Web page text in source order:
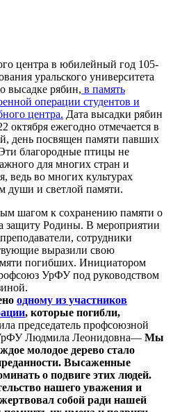
центра в юбилейный год 105-
уральского университета
высадке рябин, в память
операции студентов и
центра. Дата высадки рябин
октября ежегодно отмечается в
день посвящен памяти павших
благородные птицы не
для многих стран и
ведь во многих культурах
души и светлой памяти.
шагом к сохранению памяти о
защиту Родины. В мероприятии
сотрудники
выразили свою
погибших. Инициатором
УрФУ под руководством
одному из участников
, которые погибли,
председатель профсоюзной
Людмила Леонидовна— Мы
молодое дерево стало
Высаженные
о подвиге этих людей.
нашего уважения и
собой ради нашей